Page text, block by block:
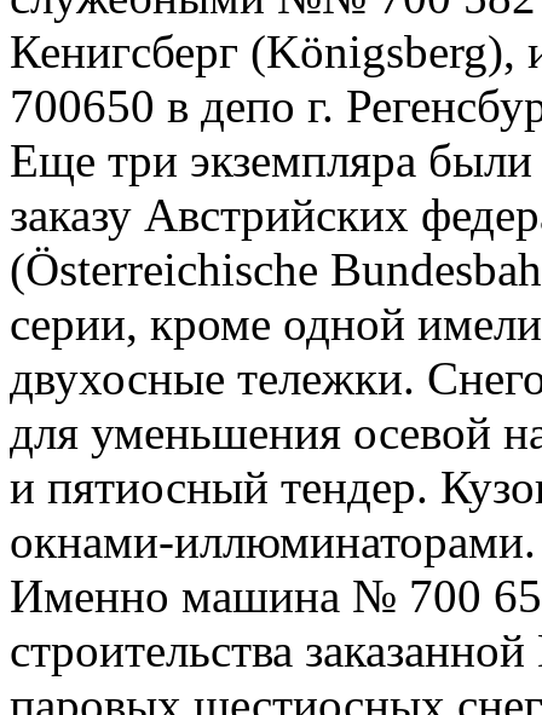
Кенигсберг
700650 в депо г.
Еще три экземпляра
заказу Австрийских
(Österreichische
серии, кроме одной
двухосные тележки.
для уменьшения осевой
и пятиосный тендер.
окнами-иллюминаторами.
Именно машина № 700
строительства